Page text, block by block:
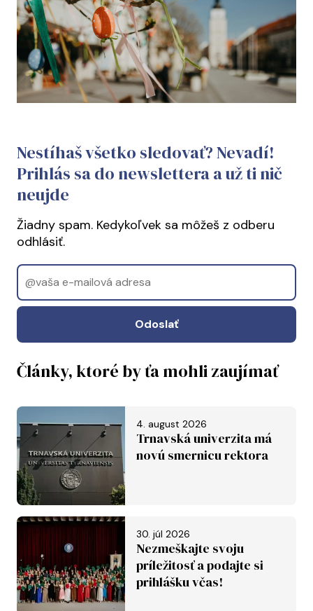
Nestíhaš všetko sledovať? Nevadí!
Prihlás sa do newslettera a už ti nič
neujde
Žiadny spam. Kedykoľvek sa môžeš z odberu
odhlásiť.
Email
Odoslať
Články, ktoré by ťa mohli zaujímať
4. august 2026
Trnavská univerzita má
novú smernicu rektora
30. júl 2026
Nezmeškajte svoju
príležitosť a podajte si
prihlášku včas!